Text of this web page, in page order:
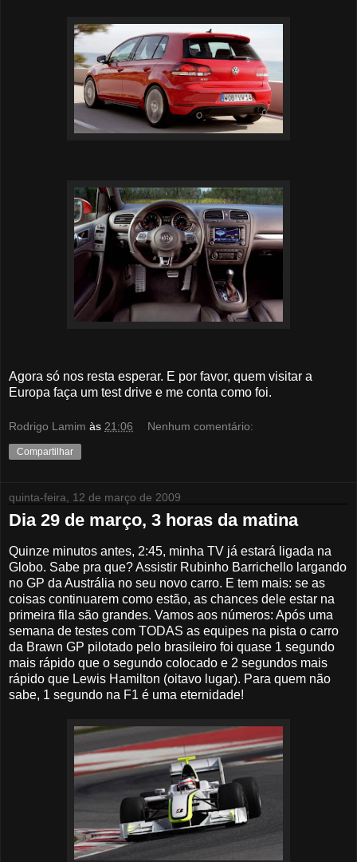
Agora só nos resta esperar. E por favor, quem visitar a
Europa faça um test drive e me conta como foi.
Rodrigo Lamim às 21:06 Nenhum comentário:
Compartilhar
quinta-feira, 12 de março de 2009
Dia 29 de março, 3 horas da matina
Quinze minutos antes, 2:45, minha TV já estará ligada na
Globo. Sabe pra que? Assistir Rubinho Barrichello largando
no GP da Austrália no seu novo carro. E tem mais: se as
coisas continuarem como estão, as chances dele estar na
primeira fila são grandes. Vamos aos números: Após uma
semana de testes com TODAS as equipes na pista o carro
da Brawn GP pilotado pelo brasileiro foi quase 1 segundo
mais rápido que o segundo colocado e 2 segundos mais
rápido que Lewis Hamilton (oitavo lugar). Para quem não
sabe, 1 segundo na F1 é uma eternidade!